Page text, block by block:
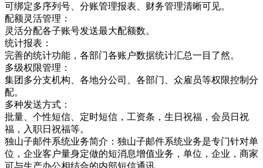
可绑定多序列号、分账管理报表、财务管理清晰可见。
配额灵活管理：
灵活分配各子账号发送最大配额数。
统计报表：
完善的统计功能，各部门各账户数据统计汇总一目了然。
多级权限管理：
集团多分支机构、各地分公司、各部门、众雇员等权限控制分
配。
多种发送方式：
批量、个性短信、定时短信，工资条，生日祝福，会员日祝
福，入职日祝福等。
独山子邮件系统业务简介：独山子邮件系统业务是专门针对单
位，企业客户量身定做的短消息增值业务，单位，企业，商家
可与生产办公相结合的内部短信通讯，